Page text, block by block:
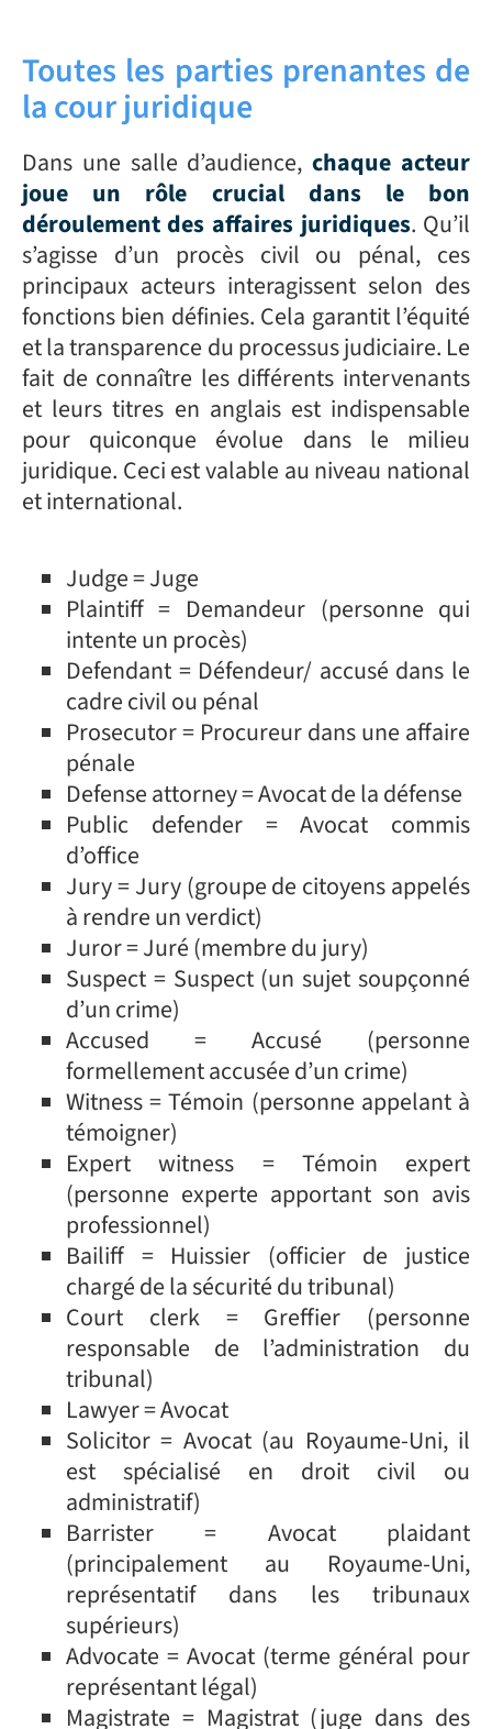
Toutes les parties prenantes de
la cour juridique
Dans une salle d’audience,chaque acteur
joue un rôle crucial dans le bon
déroulement des affaires juridiques. Qu’il
s’agisse d’un procès civil ou pénal, ces
principaux acteurs interagissent selon des
fonctions bien définies. Cela garantit l’équité
et la transparence du processus judiciaire. Le
fait de connaître les différents intervenants
et leurs titres en anglais est indispensable
pour quiconque évolue dans le milieu
juridique. Ceci est valable au niveau national
et international.
Judge = Juge
Plaintiff = Demandeur (personne qui
intente un procès)
Defendant = Défendeur/ accusé dans le
cadre civil ou pénal
Prosecutor = Procureur dans une affaire
pénale
Defense attorney = Avocat de la défense
Public defender = Avocat commis
d’office
Jury = Jury (groupe de citoyens appelés
à rendre un verdict)
Juror = Juré (membre du jury)
Suspect = Suspect (un sujet soupçonné
d’un crime)
Accused = Accusé (personne
formellement accusée d’un crime)
Witness = Témoin (personne appelant à
témoigner)
Expert witness = Témoin expert
(personne experte apportant son avis
professionnel)
Bailiff = Huissier (officier de justice
chargé de la sécurité du tribunal)
Court clerk = Greffier (personne
responsable de l’administration du
tribunal)
Lawyer = Avocat
Solicitor = Avocat (au Royaume-Uni, il
est spécialisé en droit civil ou
administratif)
Barrister = Avocat plaidant
(principalement au Royaume-Uni,
représentatif dans les tribunaux
supérieurs)
Advocate = Avocat (terme général pour
représentant légal)
Magistrate = Magistrat (juge dans des